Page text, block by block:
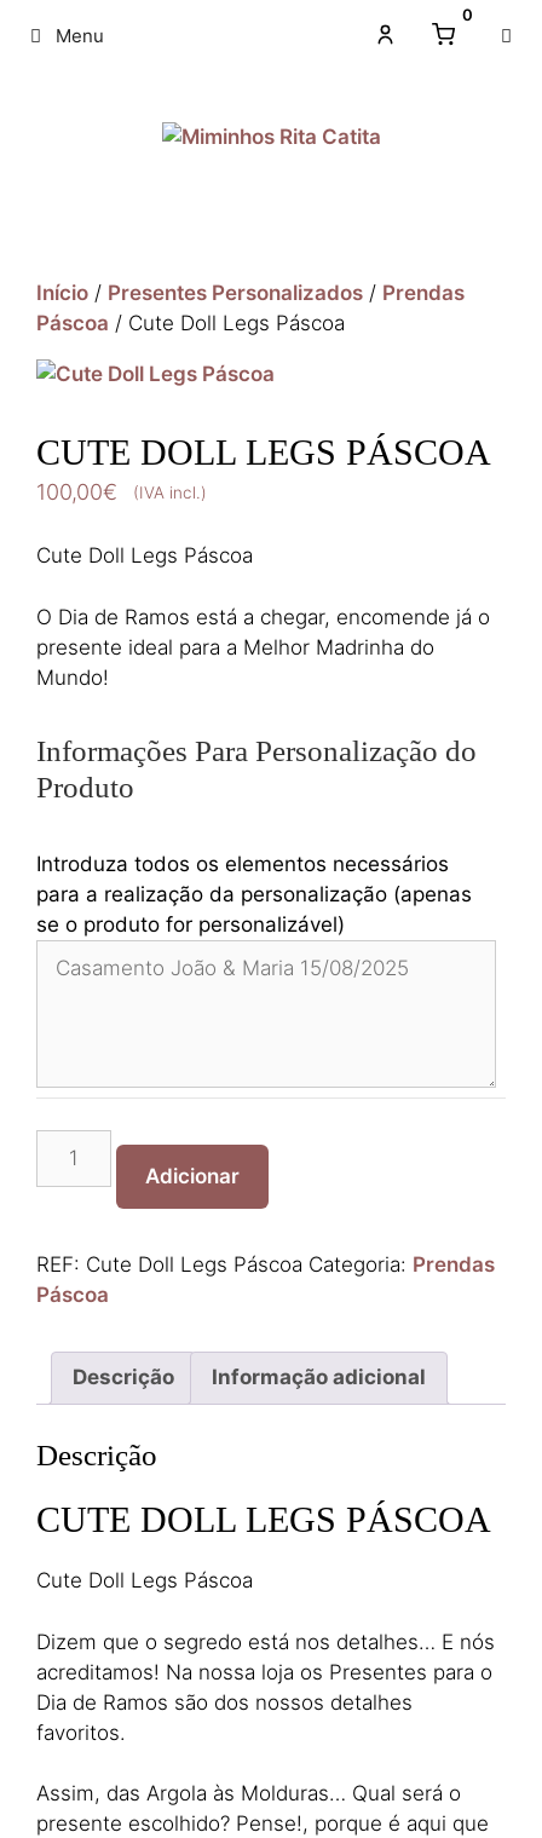
0
Menu
Início / Presentes Personalizados / Prendas
Páscoa / Cute Doll Legs Páscoa
CUTE DOLL LEGS PÁSCOA
100,00€ (IVA incl.)
Cute Doll Legs Páscoa
O Dia de Ramos está a chegar, encomende já o
presente ideal para a Melhor Madrinha do
Mundo!
Informações Para Personalização do
Produto
Introduza todos os elementos necessários
para a realização da personalização (apenas
se o produto for personalizável)
Quantidade
Legs
Páscoa
Adicionar
REF: Cute Doll Legs Páscoa Categoria: Prendas
Páscoa
Descrição Informação adicional
Descrição
CUTE DOLL LEGS PÁSCOA
Cute Doll Legs Páscoa
Dizem que o segredo está nos detalhes… E nós
acreditamos! Na nossa loja os Presentes para o
Dia de Ramos são dos nossos detalhes
favoritos.
Assim, das Argola às Molduras… Qual será o
presente escolhido? Pense!, porque é aqui que